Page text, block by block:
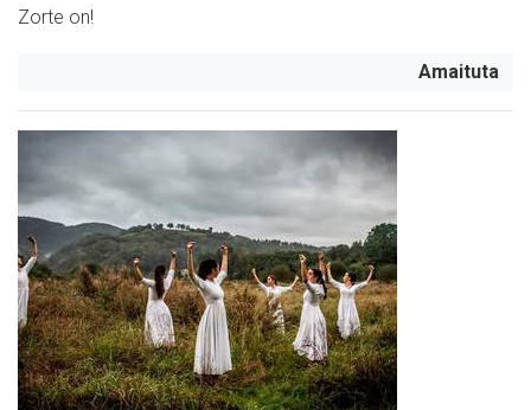
Zorte on!
Amaituta